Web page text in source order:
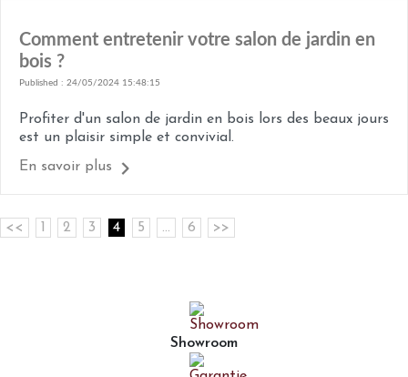
Comment entretenir votre salon de jardin en
bois ?
Published : 24/05/2024 15:48:15
Profiter d'un salon de jardin en bois lors des beaux jours
est un plaisir simple et convivial.
En savoir plus
<< 2 3 4 5 ... 6 >>
Showroom